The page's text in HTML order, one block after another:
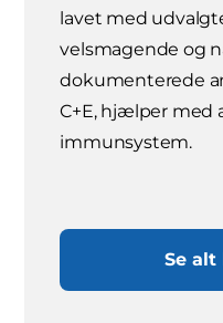
lavet med
velsmagende og
dokumenterede
C+E, hjælper med
immunsystem.
Se alt